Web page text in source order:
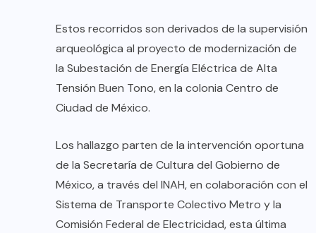
Estos recorridos son derivados de la supervisión
arqueológica al proyecto de modernización de
la Subestación de Energía Eléctrica de Alta
Tensión Buen Tono, en la colonia Centro de
Ciudad de México.
Los hallazgo parten de la intervención oportuna
de la Secretaría de Cultura del Gobierno de
México, a través del INAH, en colaboración con el
Sistema de Transporte Colectivo Metro y la
Comisión Federal de Electricidad, esta última